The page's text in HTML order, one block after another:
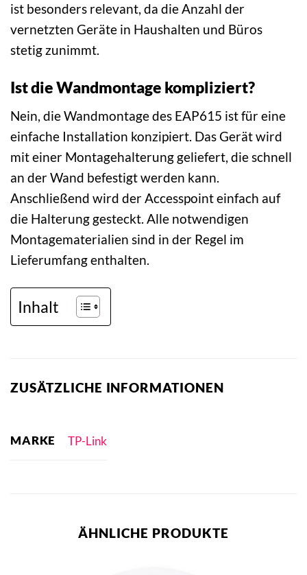
ist besonders relevant, da die Anzahl der
vernetzten Geräte in Haushalten und Büros
stetig zunimmt.
Ist die Wandmontage kompliziert?
Nein, die Wandmontage des EAP615 ist für eine
einfache Installation konzipiert. Das Gerät wird
mit einer Montagehalterung geliefert, die schnell
an der Wand befestigt werden kann.
Anschließend wird der Accesspoint einfach auf
die Halterung gesteckt. Alle notwendigen
Montagematerialien sind in der Regel im
Lieferumfang enthalten.
Inhalt
ZUSÄTZLICHE INFORMATIONEN
MARKE TP-Link
ÄHNLICHE PRODUKTE